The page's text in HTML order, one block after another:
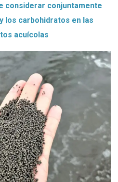
considerar conjuntamente
los carbohidratos en las
acuícolas